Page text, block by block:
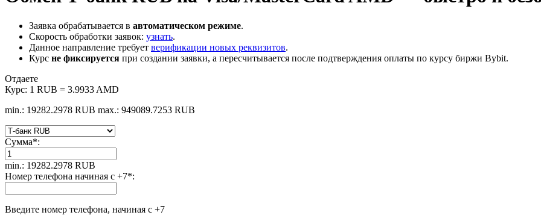
Заявка обрабатывается в автоматическом режиме.
Скорость обработки заявок: узнать.
Данное направление требует верификации новых реквизитов.
Курс не фиксируется при создании заявки, а пересчитывается после подтверждения оплаты по курсу биржи Bybit.
Отдаете
Курс: 1 RUB = 3.9933 AMD
min.: 19282.2978 RUB max.: 949089.7253 RUB
Сумма*:
min.: 19282.2978 RUB
Номер телефона начиная с +7*:
Введите номер телефона, начиная с +7